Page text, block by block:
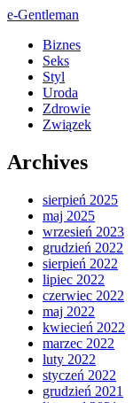
e-Gentleman
Biznes
Seks
Styl
Uroda
Zdrowie
Związek
Archives
sierpień 2025
maj 2025
wrzesień 2023
grudzień 2022
sierpień 2022
lipiec 2022
czerwiec 2022
maj 2022
kwiecień 2022
marzec 2022
luty 2022
styczeń 2022
grudzień 2021